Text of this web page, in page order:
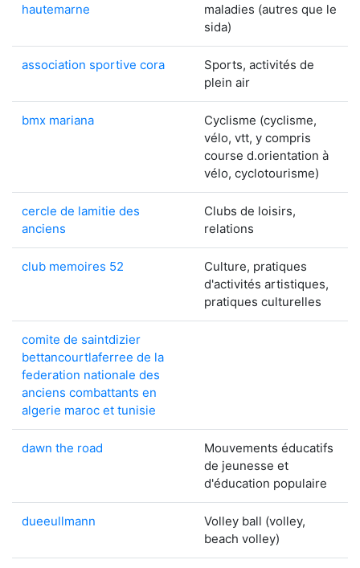
hautemarne
maladies (autres que le
sida)
association sportive cora
Sports, activités de
plein air
bmx mariana
Cyclisme (cyclisme,
vélo, vtt, y compris
course d.orientation à
vélo, cyclotourisme)
cercle de lamitie des
anciens
Clubs de loisirs,
relations
club memoires 52
Culture, pratiques
d'activités artistiques,
pratiques culturelles
comite de saintdizier
bettancourtlaferree de la
federation nationale des
anciens combattants en
algerie maroc et tunisie
dawn the road
Mouvements éducatifs
de jeunesse et
d'éducation populaire
dueeullmann
Volley ball (volley,
beach volley)